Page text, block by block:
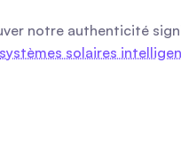
notre authenticité
systèmes solaires